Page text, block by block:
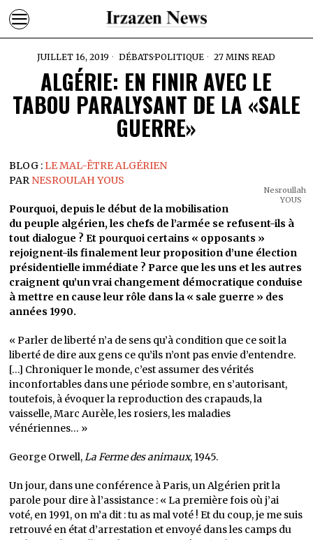
JUILLET 16, 2019 DÉBATS·POLITIQUE 27 MINS READ
ALGÉRIE: EN FINIR AVEC LE
TABOU PARALYSANT DE LA «SALE
GUERRE»
Nesroullah
YOUS
BLOG : LE MAL-ÊTRE ALGÉRIEN
PAR NESROULAH YOUS
Pourquoi, depuis le début de la mobilisation
du peuple algérien, les chefs de l’armée se refusent-ils à
tout dialogue ? Et pourquoi certains « opposants »
rejoignent-ils finalement leur proposition d’une élection
présidentielle immédiate ? Parce que les uns et les autres
craignent qu’un vrai changement démocratique conduise
à mettre en cause leur rôle dans la « sale guerre » des
années 1990.
« Parler de liberté n’a de sens qu’à condition que ce soit la
liberté de dire aux gens ce qu’ils n’ont pas envie d’entendre.
[…] Chroniquer le monde, c’est assumer des vérités
inconfortables dans une période sombre, en s’autorisant,
toutefois, à évoquer la reproduction des crapauds, la
vaisselle, Marc Aurèle, les rosiers, les maladies
vénériennes… »
George Orwell,La Fermedes animaux, 1945.
Un jour, dans une conférence à Paris, un Algérien prit la
parole pour dire à l’assistance : « La première fois où j’ai
voté, en 1991, on m’a dit : tu as mal voté ! Et du coup, je me suis
retrouvé en état d’arrestation et envoyé dans les camps du